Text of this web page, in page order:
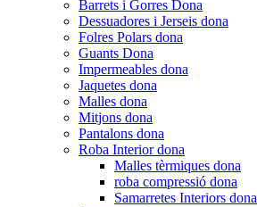
Barrets i Gorres Dona
Dessuadores i Jerseis dona
Folres Polars dona
Guants Dona
Impermeables dona
Jaquetes dona
Malles dona
Mitjons dona
Pantalons dona
Roba Interior dona
Malles tèrmiques dona
roba compressió dona
Samarretes Interiors dona